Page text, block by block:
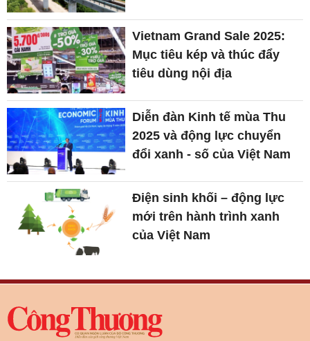
Vietnam Grand Sale 2025:
Mục tiêu kép và thúc đẩy
tiêu dùng nội địa
Diễn đàn Kinh tế mùa Thu
2025 và động lực chuyển
đổi xanh - số của Việt Nam
Điện sinh khối – động lực
mới trên hành trình xanh
của Việt Nam